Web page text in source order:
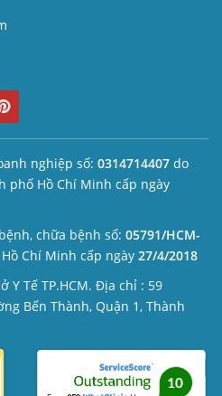
nghiệp số: 0314714407 do
phố Hồ Chí Minh cấp ngày
chữa bệnh số: 05791/HCM-
Chí Minh cấp ngày 27/4/2018
Y Tế TP.HCM. Địa chỉ : 59
Bến Thành, Quận 1, Thành